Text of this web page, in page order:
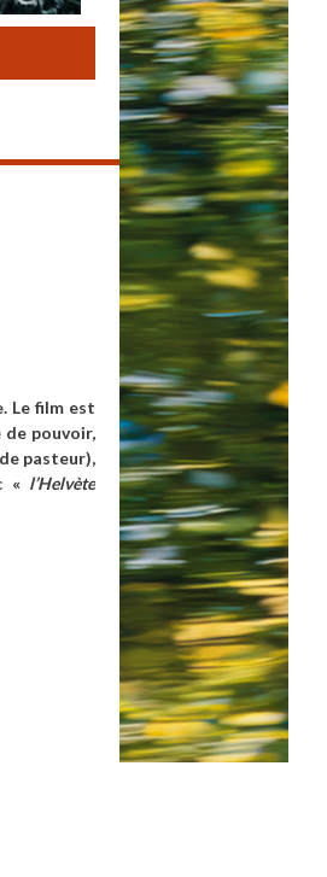
Le film est
pouvoir,
pasteur),
« l’Helvète